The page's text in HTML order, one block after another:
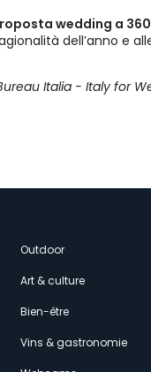
wedding a
dell’anno e
Italia - Italy for
Outdoor
Art & culture
Bien-être
Vins & gastronomie